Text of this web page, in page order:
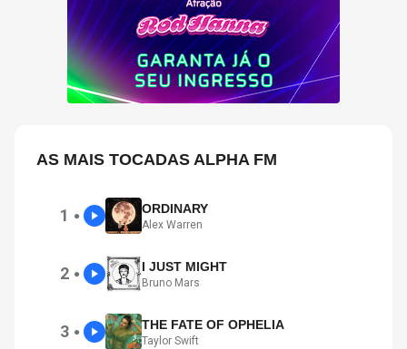
AS MAIS TOCADAS ALPHA FM
1 ● ORDINARY
Alex Warren
2 ● I JUST MIGHT
Bruno Mars
3 ● THE FATE OF OPHELIA
Taylor Swift